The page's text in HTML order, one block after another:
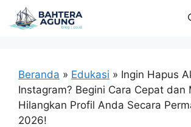
Langsung
ke
Beranda » Edukasi » Ingin Hapus
Instagram? Begini Cara Cepat dan
Hilangkan Profil Anda Secara
2026!